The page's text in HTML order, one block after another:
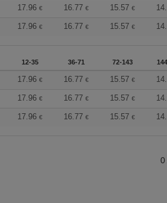
17.96 € 16.77 € 15.57 €
17.96 € 16.77 € 15.57 €
12-35 36-71 72-143
17.96 € 16.77 € 15.57 €
17.96 € 16.77 € 15.57 €
17.96 € 16.77 € 15.57 €
0